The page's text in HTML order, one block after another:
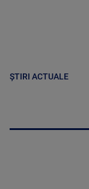
ȘTIRI ACTUALE